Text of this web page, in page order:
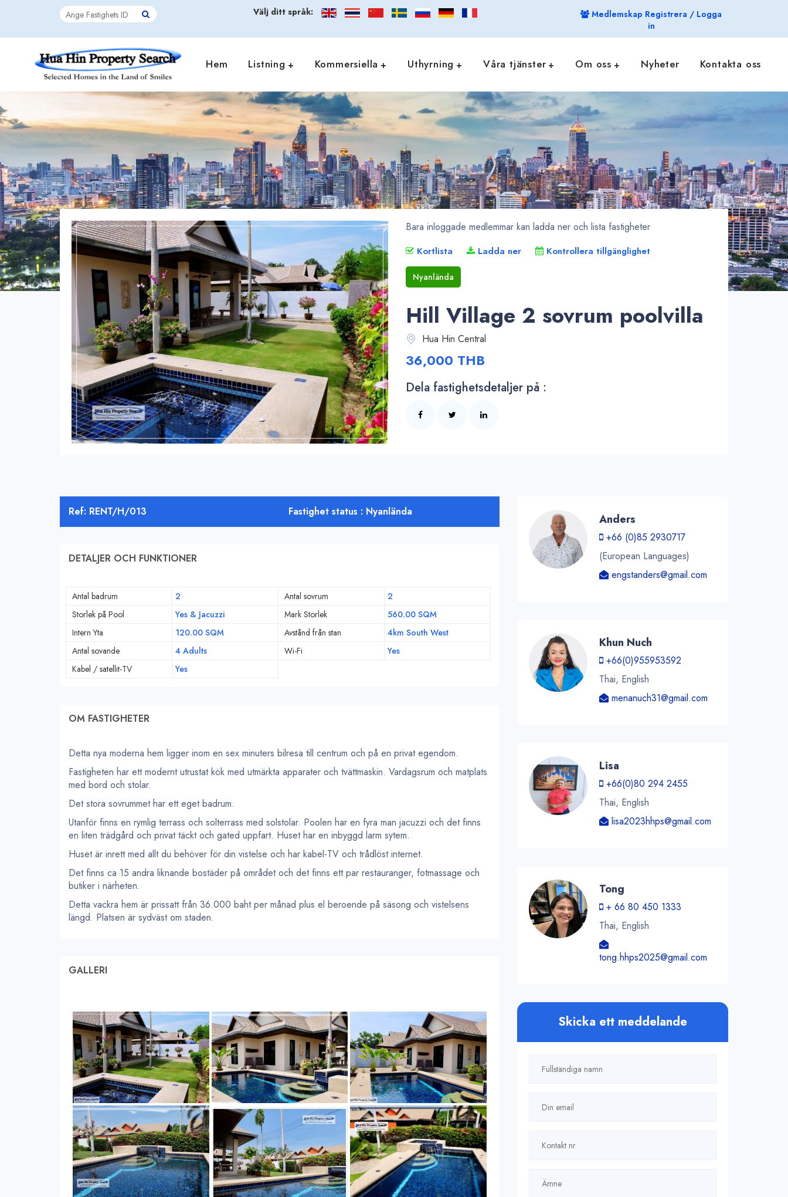
Välj ditt språk:
Medlemskap Registrera / Logga
in
Hem Listning Kommersiella Uthyrning Våra tjänster Om oss Nyheter Kontakta oss
Bara inloggade medlemmar kan ladda ner och lista fastigheter
Kortlista Ladda ner Kontrollera tillgänglighet
Nyanlända
Hill Village 2 sovrum poolvilla
Hua Hin Central
36,000 THB
Dela fastighetsdetaljer på :
Ref: RENT/H/013 Fastighet status : Nyanlända
DETALJER OCH FUNKTIONER
Antal badrum 2 Antal sovrum
2
Storlek på Pool
Yes & Jacuzzi Mark Storlek
560.00 SQM
Intern Yta
120.00 SQM Avstånd från stan
4km South West
Antal sovande
4 Adults Wi-Fi
Yes
Kabel / satellit-TV
Yes
OM FASTIGHETER
Detta nya moderna hem ligger inom en sex minuters bilresa till centrum och på en privat egendom.
Fastigheten har ett modernt utrustat kök med utmärkta apparater och tvättmaskin. Vardagsrum och matplats
med bord och stolar.
Det stora sovrummet har ett eget badrum.
Utanför finns en rymlig terrass och solterrass med solstolar. Poolen har en fyra man jacuzzi och det finns
en liten trädgård och privat täckt och gated uppfart. Huset har en inbyggd larm sytem.
Huset är inrett med allt du behöver för din vistelse och har kabel-TV och trådlöst internet.
Det finns ca 15 andra liknande bostäder på området och det finns ett par restauranger, fotmassage och
butiker i närheten.
Detta vackra hem är prissatt från 36.000 baht per månad plus el beroende på säsong och vistelsens
längd. Platsen är sydväst om staden.
GALLERI
Anders
+66 (0)85 2930717
(European Languages)
engstanders@gmail.com
Khun Nuch
+66(0)955953592
Thai, English
menanuch31@gmail.com
Lisa
+66(0)80 294 2455
Thai, English
lisa2023hhps@gmail.com
Tong
+ 66 80 450 1333
Thai, English
tong.hhps2025@gmail.com
Skicka ett meddelande